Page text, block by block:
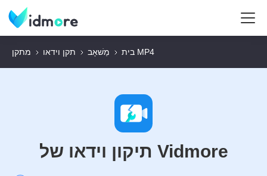
בית מַשׁאָב תקן וידאו מתקן MP4
תיקון וידאו של Vidmore